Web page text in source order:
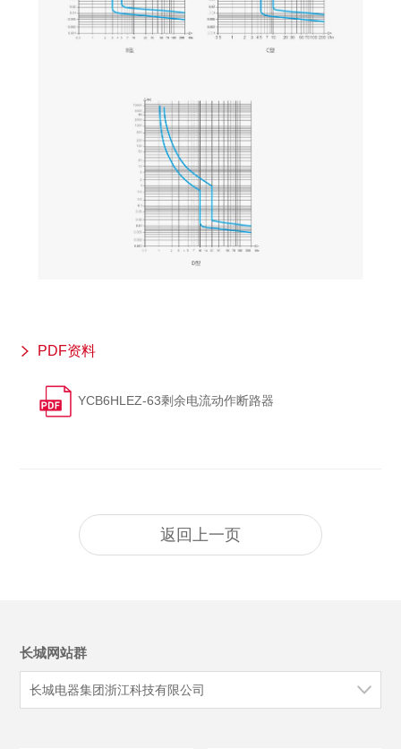
PDF资料
YCB6HLEZ-63剩余电流动作断路器
返回上一页
长城网站群
长城电器集团浙江科技有限公司